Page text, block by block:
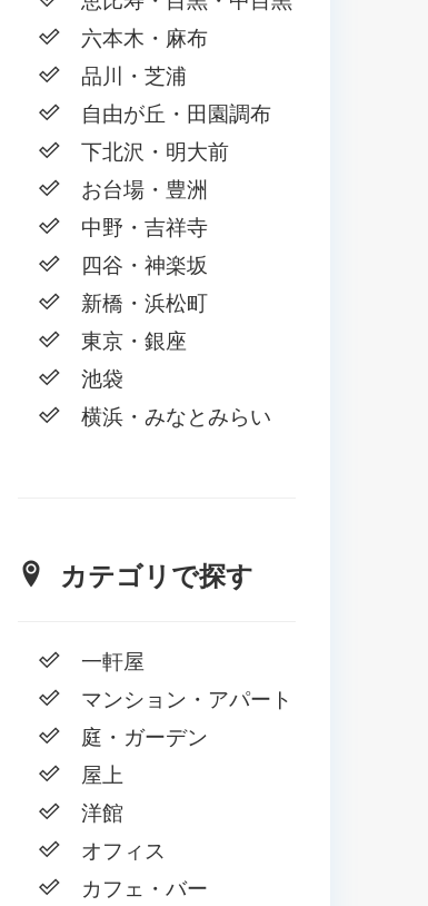
六本木・麻布
品川・芝浦
自由が丘・田園調布
下北沢・明大前
お台場・豊洲
中野・吉祥寺
四谷・神楽坂
新橋・浜松町
東京・銀座
池袋
横浜・みなとみらい
カテゴリで探す
一軒屋
マンション・アパート
庭・ガーデン
屋上
洋館
オフィス
カフェ・バー